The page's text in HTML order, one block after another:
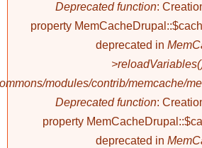
Deprecated function:
property
deprecated in
modules/contrib/memcache/
Deprecated function:
property
deprecated in